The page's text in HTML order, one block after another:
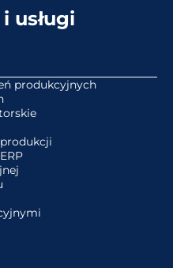
usługi
produkcyjnych